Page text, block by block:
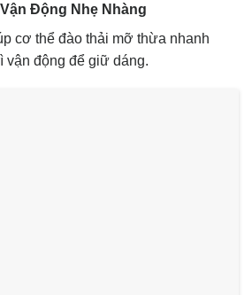
Động Nhẹ Nhàng
cơ thể đào thải mỡ thừa nhanh
vận động để giữ dáng.